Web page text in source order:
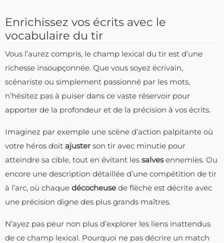
Enrichissez vos écrits avec le
vocabulaire du tir
Vous l’aurez compris, le champ lexical du tir est d’une
richesse insoupçonnée. Que vous soyez écrivain,
scénariste ou simplement passionné par les mots,
n’hésitez pas à puiser dans ce vaste réservoir pour
apporter de la profondeur et de la précision à vos écrits.
Imaginez par exemple une scène d’action palpitante où
votre héros doit ajuster son tir avec minutie pour
atteindre sa cible, tout en évitant les salvesennemies. Ou
encore une description détaillée d’une compétition de tir
à l’arc, où chaque décocheuse de flèche est décrite avec
une précision digne des plus grands maîtres.
N’ayez pas peur non plus d’explorer les liens inattendus
de ce champ lexical. Pourquoi ne pas décrire un match